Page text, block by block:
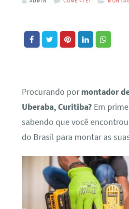
Procurando pormontador
Uberaba, Curitiba?Em
sabendo que você
do Brasil para montar as